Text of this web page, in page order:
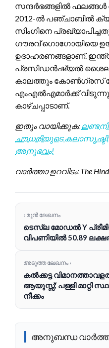
സന്ദർഭങ്ങളിൽ
2012-ൽ പഞ്ചാബിൽ
സിംഗിനെ
ഗൗരവ് ഗൊഗോയിയെ
ഉദാഹരണങ്ങളാണ്.
പ്രസിഡൻഷ്യൽ
കാലത്തും കോൺഗ്രസ്
എംഎൽഎമാർക്ക്
കാഴ്ചപ്പാടാണ്.
ഇതും വായിക്കുക:
ചൗധരിയുടെ
അനുഭവം!
വാർത്താ ഉറവിടം: The
‹ മുൻ ലേഖനം
ടെസ്ല മോഡൽ Y
വിപണിയിൽ 50.89
അടുത്ത ലേഖനം ›
കൽക്കട്ട
ആയുസ്സ്; പള്ളി മാറ്റി
നീക്കം
അനുബന്ധ